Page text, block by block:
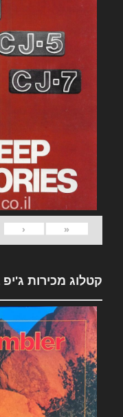
«
‹
קטלוג מכירות ג'יפ 1981